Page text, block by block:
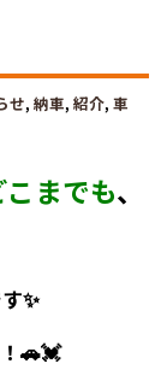
せ, 納車, 紹介, 車
こまでも、
✨
🚗💓